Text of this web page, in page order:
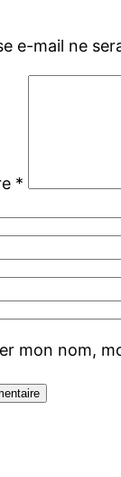
e-mail ne
*
mon nom,